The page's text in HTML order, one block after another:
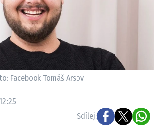
SLEDUJTE NÁS NA
příběh, fotku nebo video?
e-mail na newsbox.cz
Facebook Tomáš Arsov
Sdílej: